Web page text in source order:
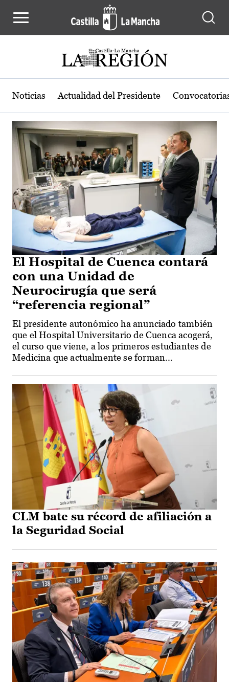
Actualidad de la región de Castilla-
Noticias Actualidad del Presidente
El Hospital de Cuenca contará
con una Unidad de
Neurocirugía que será
“referencia regional”
El presidente autonómico ha anunciado también
que el Hospital Universitario de Cuenca acogerá,
el curso que viene, a los primeros estudiantes de
Medicina que actualmente se forman...
CLM bate su récord de afiliación a
la Seguridad Social